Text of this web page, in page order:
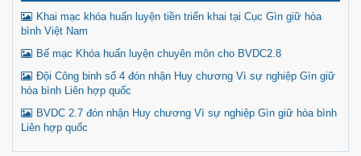
Khai mạc khóa huấn luyện tiền triển khai tại Cục Gìn giữ hòa
bình Việt Nam
Bế mạc Khóa huấn luyện chuyên môn cho BVDC2.8
Đội Công binh số 4 đón nhận Huy chương Vì sự nghiệp Gìn giữ
hòa bình Liên hợp quốc
BVDC 2.7 đón nhận Huy chương Vì sự nghiệp Gìn giữ hòa bình
Liên hợp quốc